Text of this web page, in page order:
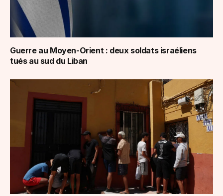
Guerre au Moyen-Orient : deux soldats israéliens
tués au sud du Liban